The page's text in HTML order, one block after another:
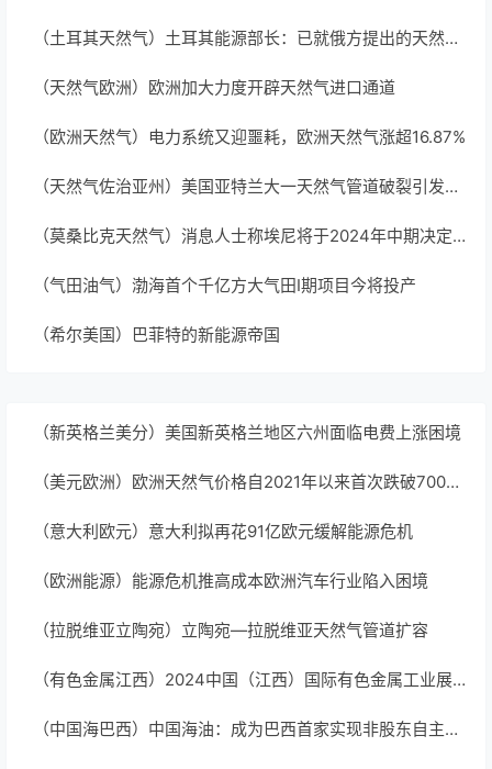
（土耳其天然气）土耳其能源部长：已就俄方提出的天然气枢纽项目启动法律修订程序
（天然气欧洲）欧洲加大力度开辟天然气进口通道
（欧洲天然气）电力系统又迎噩耗，欧洲天然气涨超16.87%
（天然气佐治亚州）美国亚特兰大一天然气管道破裂引发火灾
（莫桑比克天然气）消息人士称埃尼将于2024年中期决定莫桑比克液化天然气投资
（气田油气）渤海首个千亿方大气田Ⅰ期项目今将投产
（希尔美国）巴菲特的新能源帝国
（新英格兰美分）美国新英格兰地区六州面临电费上涨困境
（美元欧洲）欧洲天然气价格自2021年以来首次跌破700美元/千立方米
（意大利欧元）意大利拟再花91亿欧元缓解能源危机
（欧洲能源）能源危机推高成本欧洲汽车行业陷入困境
（拉脱维亚立陶宛）立陶宛—拉脱维亚天然气管道扩容
（有色金属江西）2024中国（江西）国际有色金属工业展览会
（中国海巴西）中国海油：成为巴西首家实现非股东自主销售天然气的石油公司